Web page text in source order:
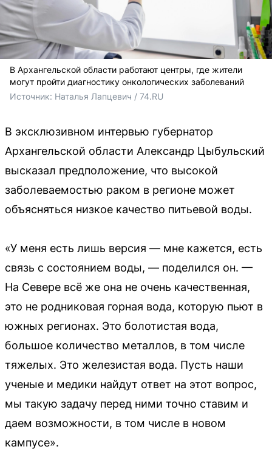
В Архангельской области работают центры, где жители
могут пройти диагностику онкологических заболеваний
Источник: Наталья Лапцевич / 74.RU
В эксклюзивном интервью губернатор
Архангельской области Александр Цыбульский
высказал предположение, что высокой
заболеваемостью раком в регионе может
объясняться низкое качество питьевой воды.
«У меня есть лишь версия — мне кажется, есть
связь с состоянием воды, — поделился он. —
На Севере всё же она не очень качественная,
это не родниковая горная вода, которую пьют в
южных регионах. Это болотистая вода,
большое количество металлов, в том числе
тяжелых. Это железистая вода. Пусть наши
ученые и медики найдут ответ на этот вопрос,
мы такую задачу перед ними точно ставим и
даем возможности, в том числе в новом
кампусе».